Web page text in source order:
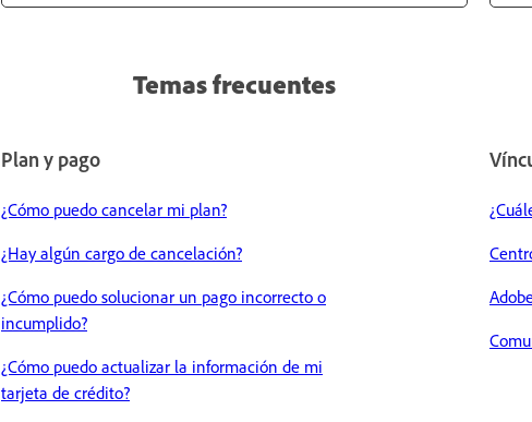
Temas frecuentes
Plan y pago
¿Cómo puedo cancelar mi plan?
¿Hay algún cargo de cancelación?
¿Cómo puedo solucionar un pago incorrecto o
incumplido?
¿Cómo puedo actualizar la información de mi
tarjeta de crédito?